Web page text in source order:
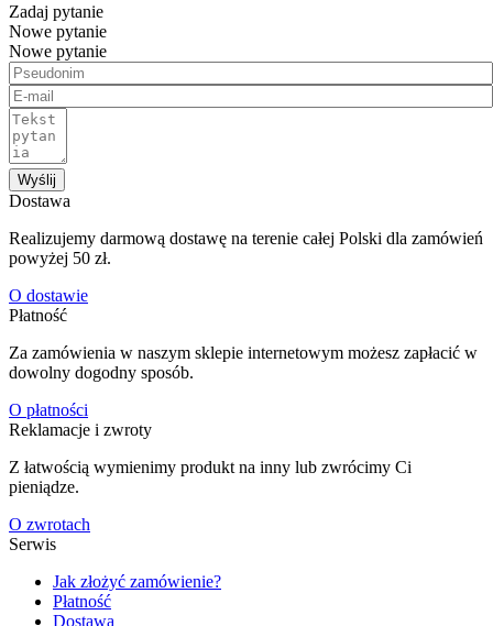
Zadaj pytanie
Nowe pytanie
Nowe pytanie
Wyślij
Dostawa
Realizujemy darmową dostawę na terenie całej Polski dla zamówień
powyżej 50 zł.
O dostawie
Płatność
Za zamówienia w naszym sklepie internetowym możesz zapłacić w
dowolny dogodny sposób.
O płatności
Reklamacje i zwroty
Z łatwością wymienimy produkt na inny lub zwrócimy Ci
pieniądze.
O zwrotach
Serwis
Jak złożyć zamówienie?
Płatność
Dostawa